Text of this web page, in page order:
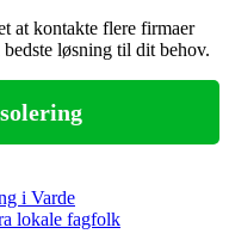
at kontakte flere firmaer
løsning til dit behov.
i Varde
lokale fagfolk